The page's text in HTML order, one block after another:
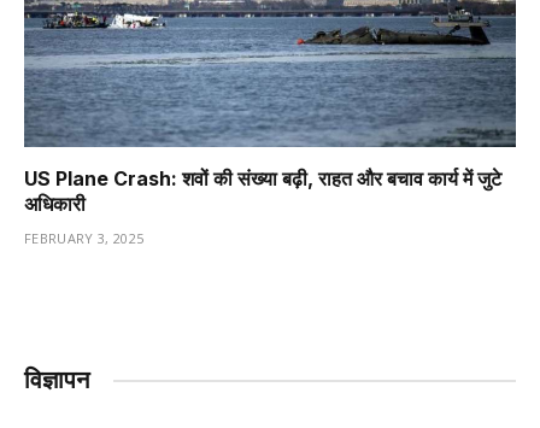
US Plane Crash: शवों की संख्या बढ़ी, राहत और बचाव कार्य में जुटे
अधिकारी
FEBRUARY 3, 2025
विज्ञापन